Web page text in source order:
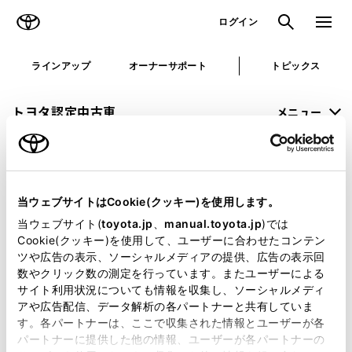
当ウェブサイトはCookie(クッキー)を使用します。
当ウェブサイト(toyota.jp manual.toyota.jp)では
Cookie(クッキー)を使用して、ユーザーに合わせたコンテン
ツや広告の表示、ソーシャルメディアの提供、広告の表示回
数やクリック数の測定を行っています。またユーザーによる
サイト利用状況についても情報を収集し、ソーシャルメディ
アや広告配信、データ解析の各パートナーと共有していま
す。各パートナーは、ここで収集された情報とユーザーが各
パートナーに提供した他の情報、ユーザーが各パートナーの
ログイン 検索 メニュ
ラインアップ オーナーサポート トピックス
トヨタ認定中古車 メニュー
お気に入り
申し訳ございません。
何らかの問題が発生しました。
恐れ入りますが、しばらく経ってから
再度、お試し下さい。